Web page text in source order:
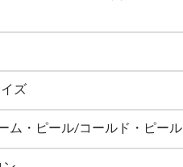
ズ
ム・ピール/コールド・ピール